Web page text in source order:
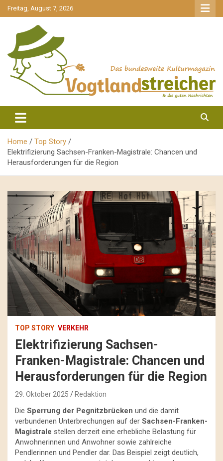
gehe
zum
Freitag, August 7, 2026
Vogtlandstreicher
Home
Top Story
Elektrifizierung Sachsen-Franken-Magistrale: Chancen und
Herausforderungen für die Region
TOP STORY VERKEHR
Elektrifizierung Sachsen-
Franken-Magistrale: Chancen und
Herausforderungen für die Region
29. Oktober 2025 Redaktion
Die Sperrung der Pegnitzbrücken und die damit
verbundenen Unterbrechungen auf der Sachsen-Franken-
Magistrale stellen derzeit eine erhebliche Belastung für
Anwohnerinnen und Anwohner sowie zahlreiche
Pendlerinnen und Pendler dar. Das Beispiel zeigt deutlich,